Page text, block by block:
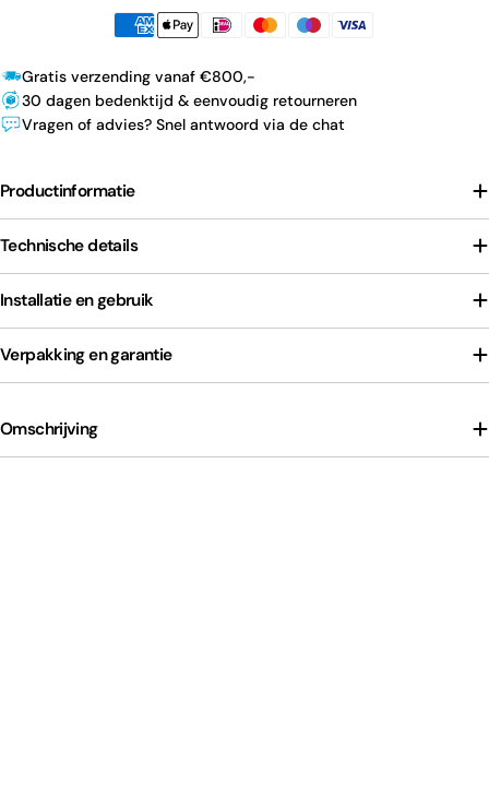
Gratis verzending vanaf €800,-
30 dagen bedenktijd & eenvoudig retourneren
Vragen of advies? Snel antwoord via de chat
Productinformatie
Technische details
Installatie en gebruik
Verpakking en garantie
Omschrijving